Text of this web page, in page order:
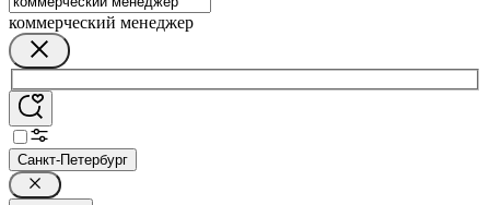
коммерческий менеджер
Санкт-Петербург